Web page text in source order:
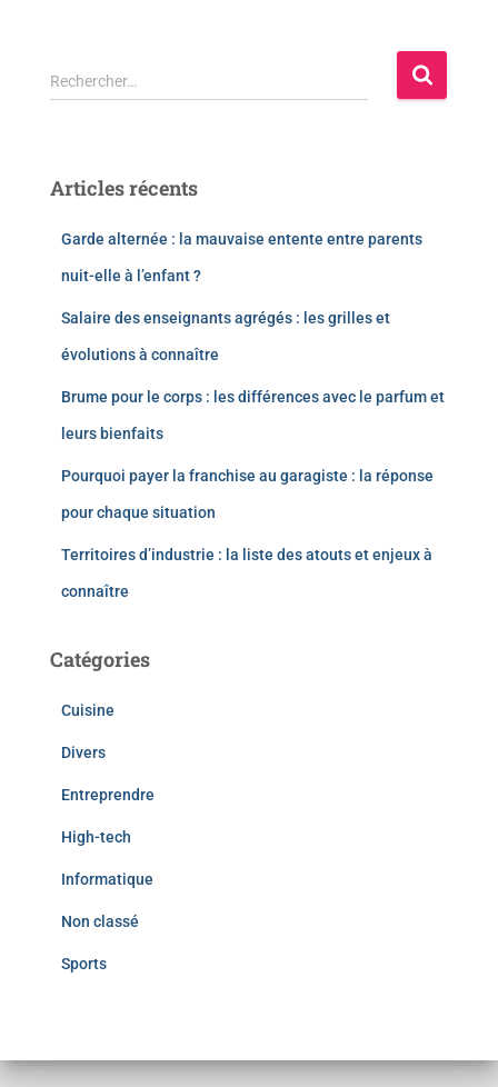
Rechercher…
Articles récents
Garde alternée : la mauvaise entente entre parents
nuit-elle à l’enfant ?
Salaire des enseignants agrégés : les grilles et
évolutions à connaître
Brume pour le corps : les différences avec le parfum et
leurs bienfaits
Pourquoi payer la franchise au garagiste : la réponse
pour chaque situation
Territoires d’industrie : la liste des atouts et enjeux à
connaître
Catégories
Cuisine
Divers
Entreprendre
High-tech
Informatique
Non classé
Sports